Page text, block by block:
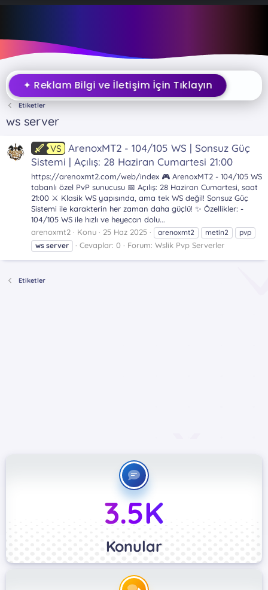
✦ Reklam Bilgi ve İletişim İçin Tıklayın
Etiketler
ws server
VS
ArenoxMT2 - 104/105 WS | Sonsuz Güç
Sistemi | Açılış: 28 Haziran Cumartesi 21:00
https://arenoxmt2.com/web/index 🎮 ArenoxMT2 - 104/105 WS
tabanlı özel PvP sunucusu 📅 Açılış: 28 Haziran Cumartesi, saat
21:00 ⚔️ Klasik WS yapısında, ama tek WS değil! Sonsuz Güç
Sistemi ile karakterin her zaman daha güçlü! ✨ Özellikler: -
104/105 WS ile hızlı ve heyecan dolu...
arenoxmt2
Konu 25 Haz 2025 arenoxmt2 metin2
pvp
ws server Cevaplar: 0 Forum: Wslik Pvp Serverler
Etiketler
3.5K
Konular